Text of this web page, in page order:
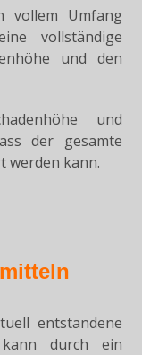
vollem Umfang
vollständige
und den
und
der gesamte
werden kann.
entstandene
kann durch ein